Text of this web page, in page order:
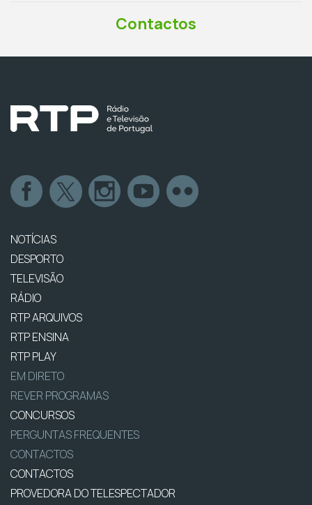
Contactos
NOTÍCIAS
DESPORTO
TELEVISÃO
RÁDIO
RTP ARQUIVOS
RTP ENSINA
RTP PLAY
EM DIRETO
REVER PROGRAMAS
CONCURSOS
PERGUNTAS FREQUENTES
CONTACTOS
CONTACTOS
PROVEDORA DO TELESPECTADOR